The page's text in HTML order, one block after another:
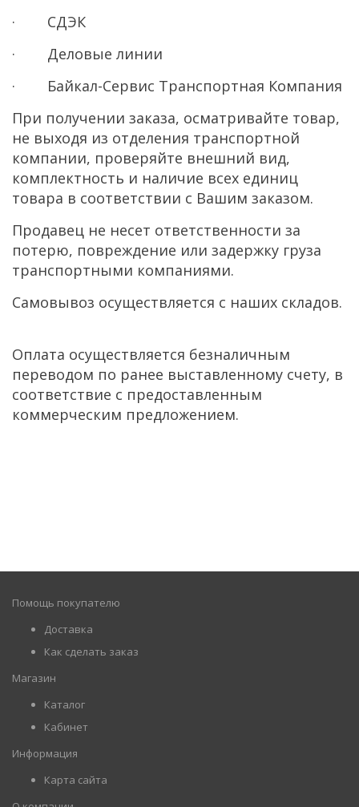
· СДЭК
· Деловые линии
· Байкал-Сервис Транспортная Компания
При получении заказа, осматривайте товар,
не выходя из отделения транспортной
компании, проверяйте внешний вид,
комплектность и наличие всех единиц
товара в соответствии с Вашим заказом.
Продавец не несет ответственности за
потерю, повреждение или задержку груза
транспортными компаниями.
Самовывоз осуществляется с наших складов.
Оплата осуществляется безналичным
переводом по ранее выставленному счету, в
соответствие с предоставленным
коммерческим предложением.
Помощь покупателю
Доставка
Как сделать заказ
Магазин
Каталог
Кабинет
Информация
Карта сайта